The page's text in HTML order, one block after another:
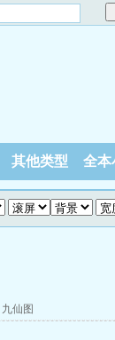
其他类型 全本
九仙图